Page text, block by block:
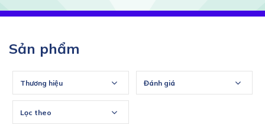
Sản phẩm
Thương hiệu Đánh giá
Lọc theo